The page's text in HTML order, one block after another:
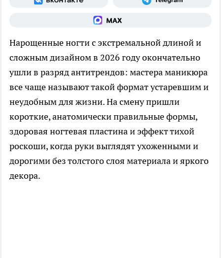
Нарощенные ногти с экстремальной длиной и
сложным дизайном в 2026 году окончательно
ушли в разряд антитрендов: мастера маникюра
все чаще называют такой формат устаревшим и
неудобным для жизни. На смену пришли
короткие, анатомически правильные формы,
здоровая ногтевая пластина и эффект тихой
роскоши, когда руки выглядят ухоженными и
дорогими без толстого слоя материала и яркого
декора.